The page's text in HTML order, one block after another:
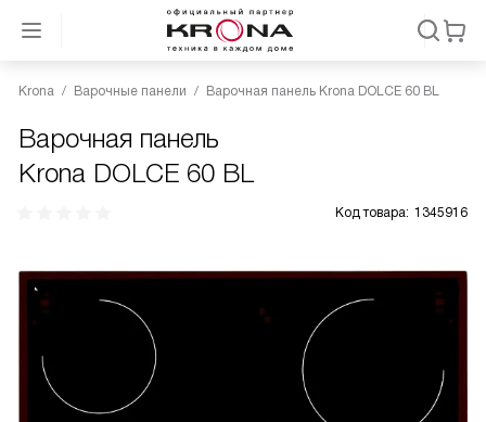
Krona Варочные панели Варочная панель Krona DOLCE 60 BL
Варочная панель
Krona DOLCE 60 BL
Код товара: 1345916